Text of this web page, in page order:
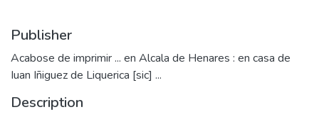
Publisher
Acabose de imprimir ... en Alcala de Henares : en casa de
Iuan Iñiguez de Liquerica [sic] ...
Description